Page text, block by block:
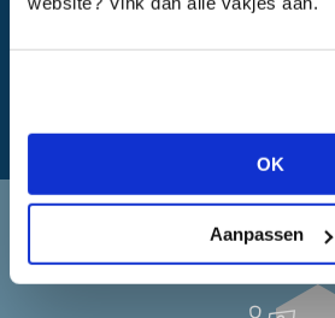
OK
Aanpassen
What is my travel time?
Applying at
Applying for a job on